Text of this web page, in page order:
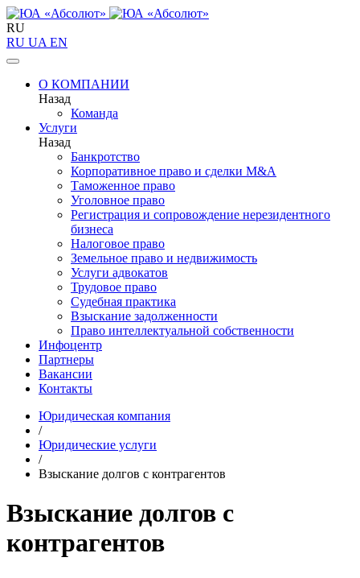
RU
RU UA EN
О КОМПАНИИ
Назад
Команда
Услуги
Назад
Банкротство
Корпоративное право и сделки M&A
Таможенное право
Уголовное право
Регистрация и сопровождение нерезидентного
бизнеса
Налоговое право
Земельное право и недвижимость
Услуги адвокатов
Трудовое право
Судебная практика
Взыскание задолженности
Право интеллектуальной собственности
Инфоцентр
Партнеры
Вакансии
Контакты
Юридическая компания
/
Юридические услуги
/
Взыскание долгов c контрагентов
Взыскание долгов c
контрагентов